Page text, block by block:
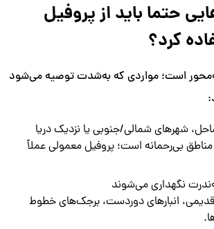
حتما باید از پروفیل
کرد؟
است؛ مواردی که به‌شدت توصیه می‌شود
شهرهای شمالی/جنوبی یا نزدیک دریا
بی‌رحمانه است؛ پروفیل معمولی عملاً
نگهداری می‌شوند
انبارهای دوردست، برجک‌های خطوط